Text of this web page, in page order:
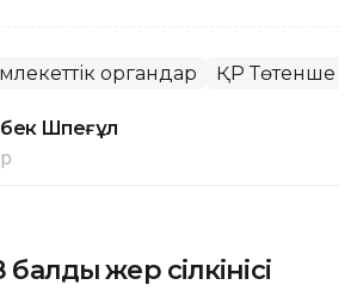
органдар ҚР Төтенше
Шөпеғұл
жер сілкінісі